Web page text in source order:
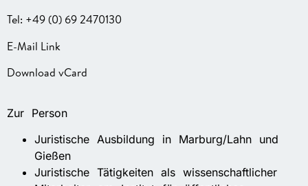
Tel: +49 (0) 69 2470130
E-Mail Link
Download vCard
Zur Person
Juristische Ausbildung in Marburg/Lahn und
Gießen
Juristische Tätigkeiten als wissenschaftlicher